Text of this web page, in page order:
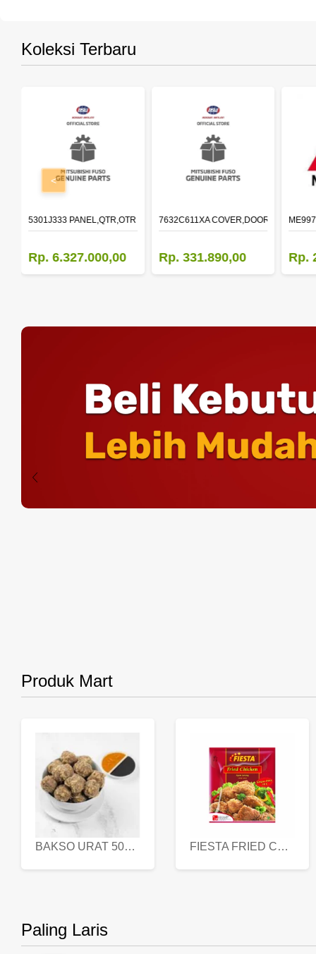
Koleksi Terbaru
5301J333 PANEL,QTR,OTR LH
Rp. 6.327.000,00
7632C611XA COVER,DOOR
Rp. 331.890,00 Rp.
<
Produk Mart
BAKSO URAT 500 GR FIESTA FRIED CHICKEN 500 GR
Paling Laris